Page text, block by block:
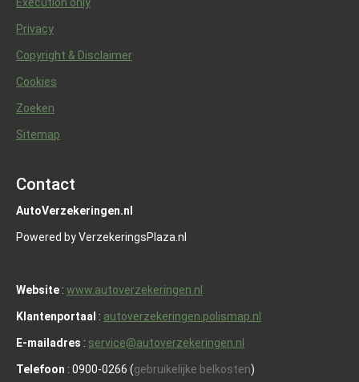
Privacy
Copyright & Disclaimer
Cookies
Zoeken
Sitemap
Contact
AutoVerzekeringen.nl
Powered by VerzekeringsPlaza.nl
Website : www.autoverzekeringen.nl
Klantenportaal : autoverzekeringen.polismap.nl
E-mailadres : service@autoverzekeringen.nl
Telefoon : 0900-0266 (gebruikelijke belkosten)